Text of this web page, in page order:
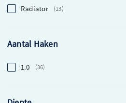
Radiator 13
Aantal Haken
1.0 36